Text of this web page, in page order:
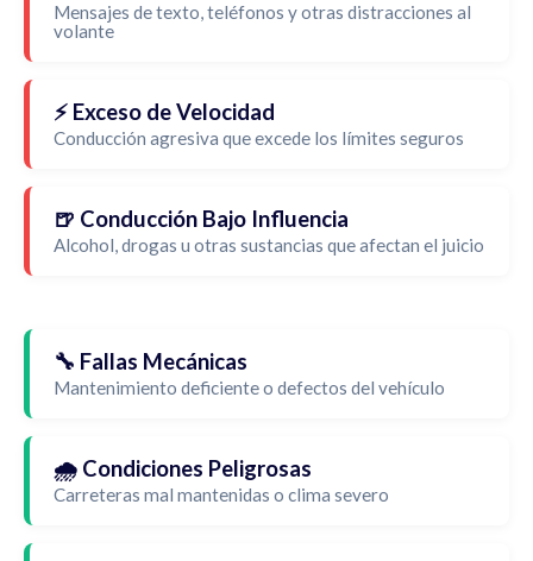
Mensajes de texto, teléfonos y otras distracciones al
volante
⚡ Exceso de Velocidad
Conducción agresiva que excede los límites seguros
🍺 Conducción Bajo Influencia
Alcohol, drogas u otras sustancias que afectan el juicio
🔧 Fallas Mecánicas
Mantenimiento deficiente o defectos del vehículo
🌧️ Condiciones Peligrosas
Carreteras mal mantenidas o clima severo